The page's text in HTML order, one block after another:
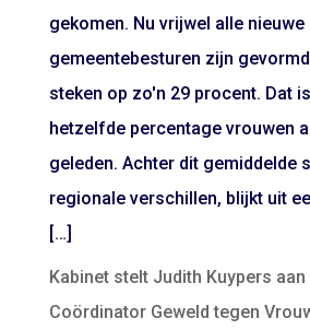
gekomen. Nu vrijwel alle nieuwe
gemeentebesturen zijn
steken op zo'n 29 procent. Dat
hetzelfde percentage vrouwen
geleden. Achter dit gemiddelde
regionale verschillen, blijkt uit
[…]
Kabinet stelt Judith Kuypers
Coördinator Geweld tegen